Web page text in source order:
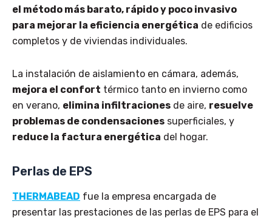
el método más barato, rápido y poco invasivo
para mejorar la eficiencia energética de edificios
completos y de viviendas individuales.
La instalación de aislamiento en cámara, además,
mejora el confort térmico tanto en invierno como
en verano, elimina infiltraciones de aire, resuelve
problemas de condensaciones superficiales, y
reduce la factura energética del hogar.
Perlas de EPS
THERMABEAD fue la empresa encargada de
presentar las prestaciones de las perlas de EPS para el